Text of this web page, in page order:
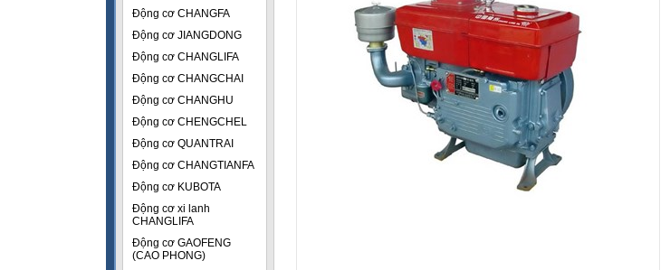
Động cơ CHANGFA
Động cơ JIANGDONG
Động cơ CHANGLIFA
Động cơ CHANGCHAI
Động cơ CHANGHU
Động cơ CHENGCHEL
Động cơ QUANTRAI
Động cơ CHANGTIANFA
Động cơ KUBOTA
Động cơ xi lanh
CHANGLIFA
Động cơ GAOFENG
(CAO PHONG)